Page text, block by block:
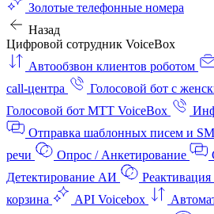
Золотые телефонные номера
Назад
Цифровой сотрудник VoiceBox
Автообзвон клиентов роботом
call-центра
Голосовой бот с
Голосовой бот МТТ VoiceBox
Отправка шаблонных писем и
речи
Опрос / Анкетирование
Детектирование АИ
корзина
API Voicebox